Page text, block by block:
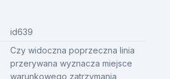
id639
Czy widoczna poprzeczna linia
przerywana wyznacza miejsce
warunkowego zatrzymania